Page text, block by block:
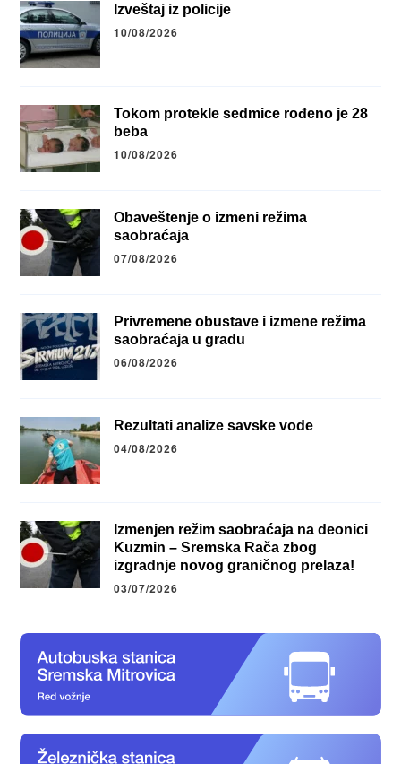
Izveštaj iz policije
10/08/2026
Tokom protekle sedmice rođeno je 28
beba
10/08/2026
Obaveštenje o izmeni režima
saobraćaja
07/08/2026
Privremene obustave i izmene režima
saobraćaja u gradu
06/08/2026
Rezultati analize savske vode
04/08/2026
Izmenjen režim saobraćaja na deonici
Kuzmin – Sremska Rača zbog
izgradnje novog graničnog prelaza!
03/07/2026